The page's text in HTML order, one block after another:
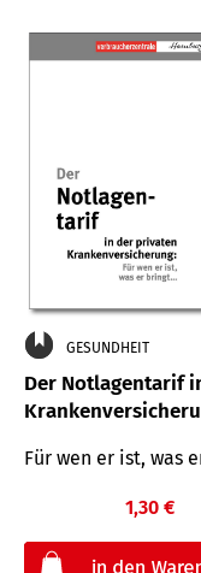
GESUNDHEIT
Der Notlagentarif
Für wen er ist, was
1,30 €